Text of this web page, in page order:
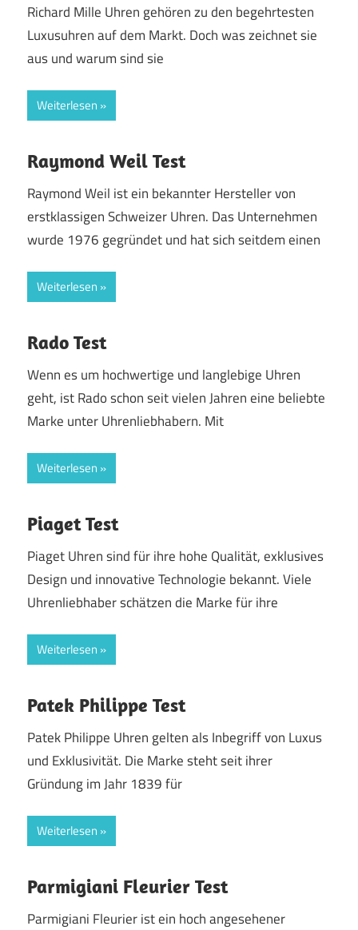
Richard Mille Uhren gehören zu den begehrtesten
Luxusuhren auf dem Markt. Doch was zeichnet sie
aus und warum sind sie
Weiterlesen
Raymond Weil Test
Raymond Weil ist ein bekannter Hersteller von
erstklassigen Schweizer Uhren. Das Unternehmen
wurde 1976 gegründet und hat sich seitdem einen
Weiterlesen
Rado Test
Wenn es um hochwertige und langlebige Uhren
geht, ist Rado schon seit vielen Jahren eine beliebte
Marke unter Uhrenliebhabern. Mit
Weiterlesen
Piaget Test
Piaget Uhren sind für ihre hohe Qualität, exklusives
Design und innovative Technologie bekannt. Viele
Uhrenliebhaber schätzen die Marke für ihre
Weiterlesen
Patek Philippe Test
Patek Philippe Uhren gelten als Inbegriff von Luxus
und Exklusivität. Die Marke steht seit ihrer
Gründung im Jahr 1839 für
Weiterlesen
Parmigiani Fleurier Test
Parmigiani Fleurier ist ein hoch angesehener